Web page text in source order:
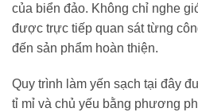
của biển đảo. Không chỉ nghe
được trực tiếp quan sát từng
đến sản phẩm hoàn thiện.
Quy trình làm yến sạch tại đây
tỉ mỉ và chủ yếu bằng phương